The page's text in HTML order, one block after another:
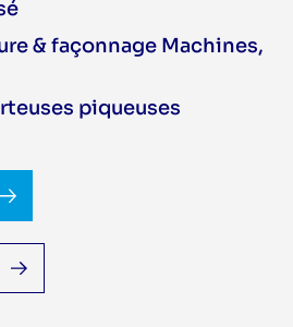
& façonnage Machines
piqueuses